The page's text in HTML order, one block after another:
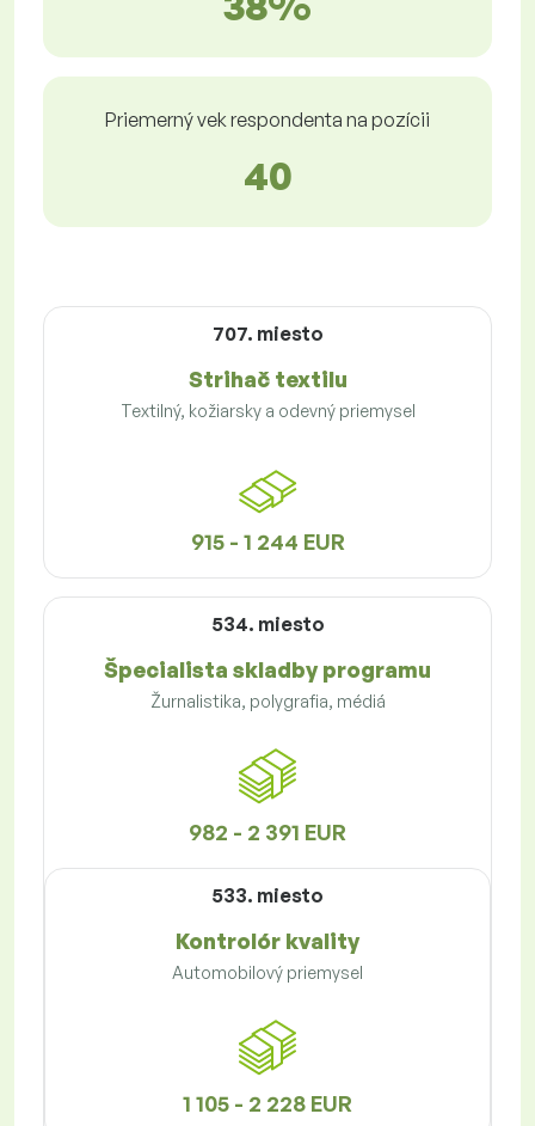
Priemerný vek respondenta na pozícii
40
707. miesto
Strihač textilu
Textilný, kožiarsky a odevný priemysel
915 - 1 244 EUR
534. miesto
Špecialista skladby programu
Žurnalistika, polygrafia, médiá
982 - 2 391 EUR
533. miesto
Kontrolór kvality
Automobilový priemysel
1 105 - 2 228 EUR